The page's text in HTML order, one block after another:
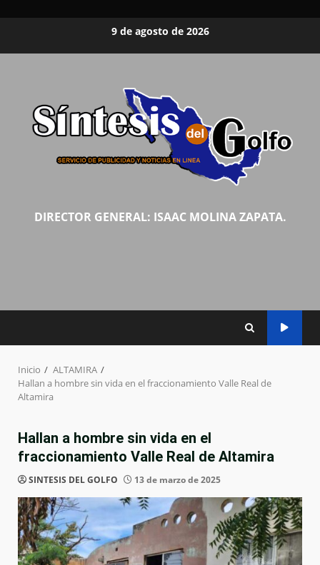
9 de agosto de 2026
DIRECTOR GENERAL: ISAAC MOLINA ZAPATA.
Inicio
ALTAMIRA
Hallan a hombre sin vida en el fraccionamiento Valle Real de
Altamira
Hallan a hombre sin vida en el
fraccionamiento Valle Real de Altamira
SINTESIS DEL GOLFO 13 de marzo de 2025